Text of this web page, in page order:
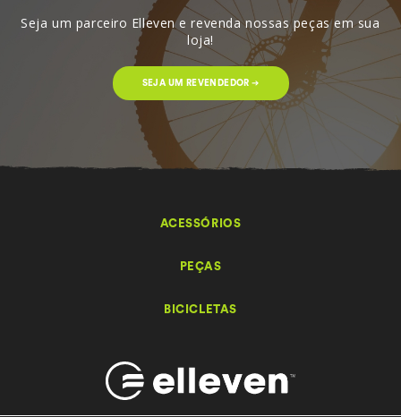
Seja um parceiro Elleven e revenda nossas peças em sua
loja!
SEJA UM REVENDEDOR ➔
ACESSÓRIOS
PEÇAS
BICICLETAS